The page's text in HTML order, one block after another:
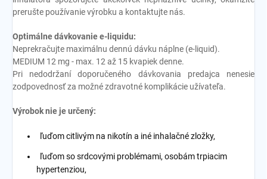
prerušte používanie výrobku a kontaktujte nás.
Optimálne dávkovanie e-liquidu:
Neprekračujte maximálnu dennú dávku náplne (e-liquid).
MEDIUM 12 mg - max. 12 až 15 kvapiek denne.
Pri nedodržaní doporučeného dávkovania predajca nenesie
zodpovednosť za možné zdravotné komplikácie užívateľa.
Výrobok nie je určený:
ľuďom citlivým na nikotín a iné inhalačné zložky,
ľuďom so srdcovými problémami, osobám trpiacim
hypertenziou,